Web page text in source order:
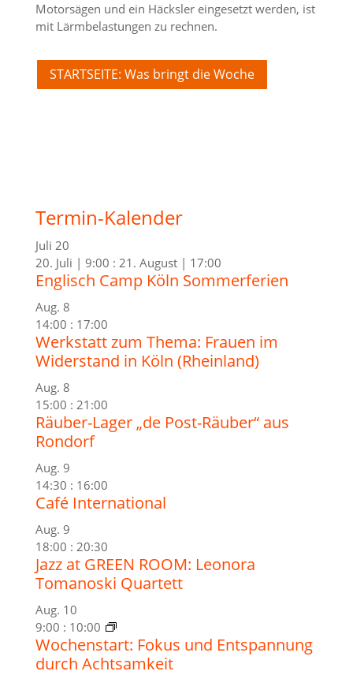
Motorsägen und ein Häcksler eingesetzt werden, ist
mit Lärmbelastungen zu rechnen.
STARTSEITE: Was bringt die Woche
Termin-Kalender
Juli 20
20. Juli | 9:00 : 21. August | 17:00
Englisch Camp Köln Sommerferien
Aug. 8
14:00 : 17:00
Werkstatt zum Thema: Frauen im
Widerstand in Köln (Rheinland)
Aug. 8
15:00 : 21:00
Räuber-Lager „de Post-Räuber“ aus
Rondorf
Aug. 9
14:30 : 16:00
Café International
Aug. 9
18:00 : 20:30
Jazz at GREEN ROOM: Leonora
Tomanoski Quartett
Aug. 10
9:00 : 10:00
Wochenstart: Fokus und Entspannung
durch Achtsamkeit